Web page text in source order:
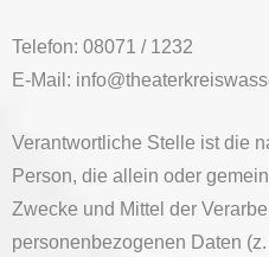
Telefon: 08071 / 1232
E-Mail:
Verantwortliche Stelle ist die
Person, die allein oder
Zwecke und Mittel der
personenbezogenen Daten